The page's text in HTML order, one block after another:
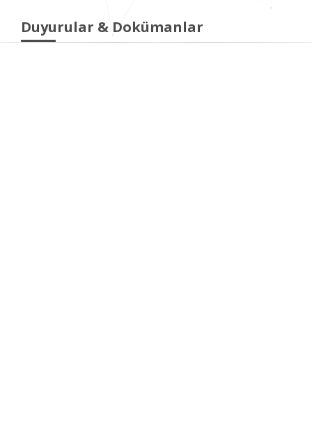
Duyurular & Dokümanlar